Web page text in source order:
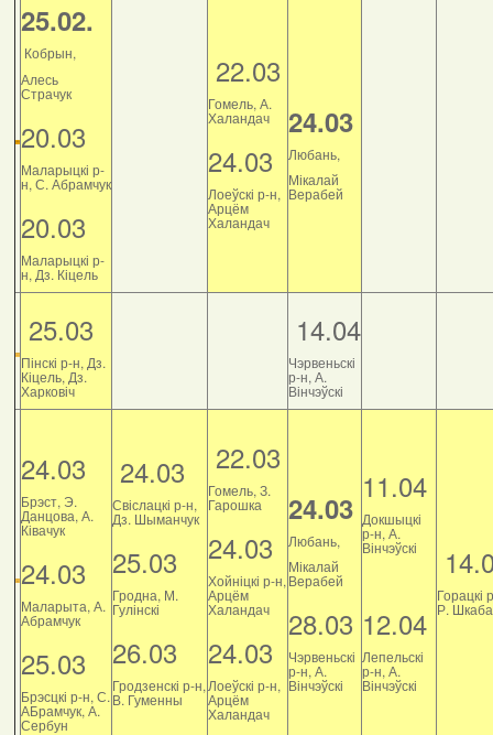
25.02.
Кобрын,
Алесь
Страчук
20.03
Маларыцкі р-
н, С. Абрамчук
20.03
Маларыцкі р-
н, Дз. Кіцель
22.03
Гомель, А.
Халандач
24.03
Лоеўскі р-н,
Арцём
Халандач
24.03
Любань,
Мікалай
Верабей
25.03
Пінскі р-н, Дз.
Кіцель, Дз.
Харковіч
14.04
Чэрвеньскі
р-н, А.
Вінчэўскі
24.03
Брэст, Э.
Данцова, А.
Ківачук
24.03
Маларыта, А.
Абрамчук
25.03
Брэсцкі р-н, С.
АБрамчук, А.
Сербун
24.03
Свіслацкі р-н,
Дз. Шыманчук
25.03
Гродна, М.
Гулінскі
26.03
Гродзенскі р-н,
В. Гуменны
22.03
Гомель, З.
Гарошка
24.03
Хойніцкі р-н,
Арцём
Халандач
24.03
Лоеўскі р-н,
Арцём
Халандач
24.03
Любань,
Мікалай
Верабей
28.03
Чэрвеньскі
р-н, А.
Вінчэўскі
11.04
Докшыцкі
р-н, А.
Вінчэўскі
12.04
Лепельскі
р-н, А.
Вінчэўскі
Горацкі
Р.